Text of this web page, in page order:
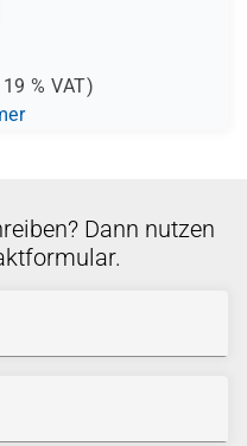
19 % VAT)
Dann nutzen